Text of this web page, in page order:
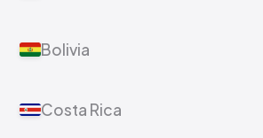
Bolivia
Costa Rica